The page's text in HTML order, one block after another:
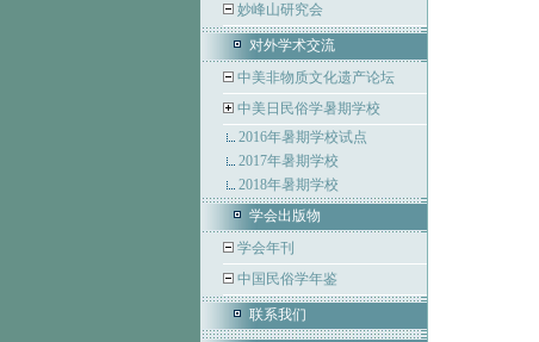
妙峰山研究会
对外学术交流
中美非物质文化遗产论坛
中美日民俗学暑期学校
2016年暑期学校试点
2017年暑期学校
2018年暑期学校
学会出版物
学会年刊
中国民俗学年鉴
联系我们